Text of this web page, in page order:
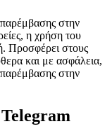
στην
η χρήση του
Προσφέρει στους
και με ασφάλεια,
στην